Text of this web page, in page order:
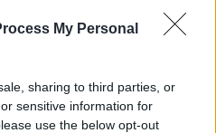
My Personal
sharing to third parties, or
sensitive information for
use the below opt-out